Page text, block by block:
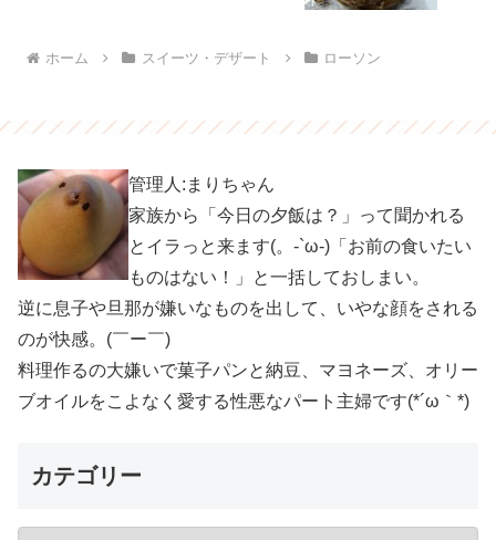
ホーム スイーツ・デザート ローソン
管理人:まりちゃん
家族から「今日の夕飯は？」って聞かれる
とイラっと来ます(。-`ω-)「お前の食いたい
ものはない！」と一括しておしまい。
逆に息子や旦那が嫌いなものを出して、いやな顔をされる
のが快感。(￣ー￣)
料理作るの大嫌いで菓子パンと納豆、マヨネーズ、オリー
ブオイルをこよなく愛する性悪なパート主婦です(*´ω｀*)
カテゴリー